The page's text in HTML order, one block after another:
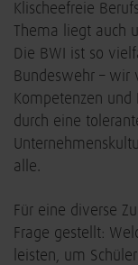
Klischeefreie
Thema liegt auch
Die BWI ist so
Bundeswehr – wir
Kompetenzen
durch eine
alle.
Für eine diverse
Frage gestellt:
leisten, um